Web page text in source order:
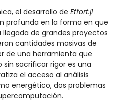
el desarrollo de Effort.jl
profunda en la forma en que
llegada de grandes proyectos
cantidades masivas de
de una herramienta que
sacrificar rigor es una
el acceso al análisis
energético, dos problemas